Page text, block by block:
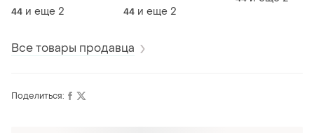
шорты
44 и еще 2 44 и еще 2
Все товары продавца
Поделиться: